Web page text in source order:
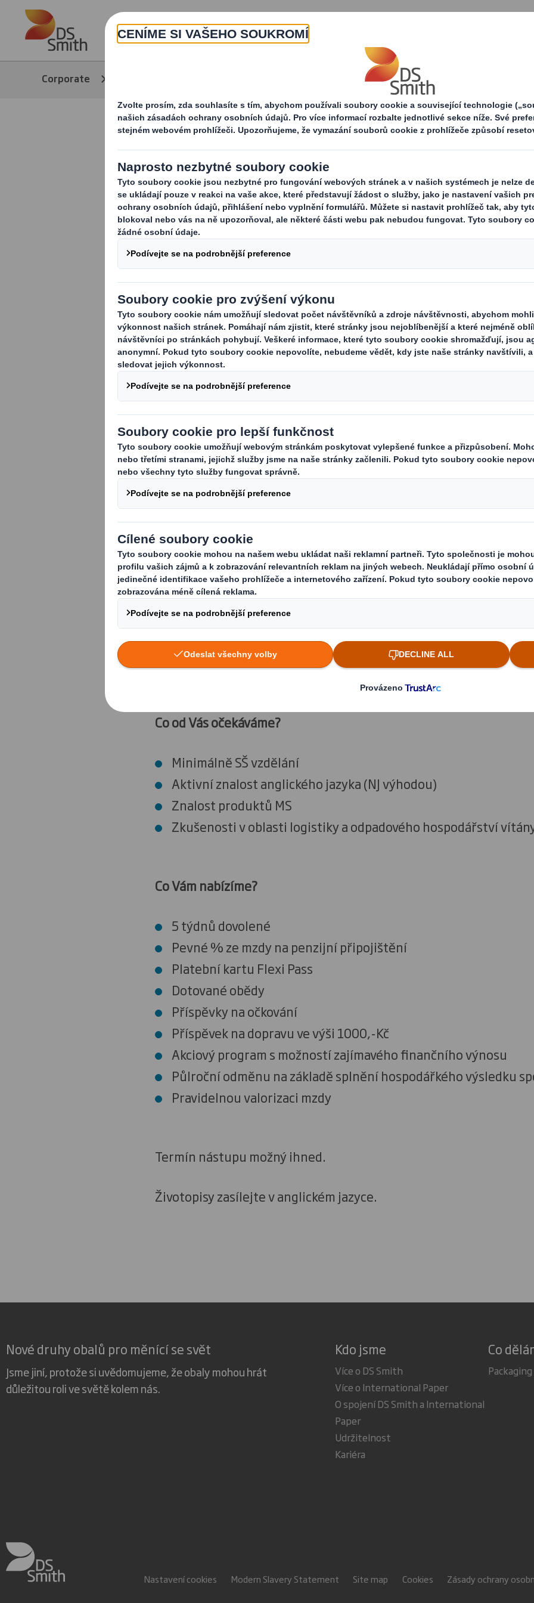
Skip to main content
O nás
Corporate Logistics / Customer Service Coordinator
Logistics / Customer Service
Jsme výrobce plně recyklovatelných obalů z
Máme udržitelnost v srdci a na své produkty
že i my můžeme přispět k tomu, aby byl náš svět
Budeme rádi, když se i vy přidáte k naší snaze a
pozitivně ovlivnit naše okolí i celý svět. Nyní
kolegu/kolegyni na pozici:
Hledáme osobu pro rychle rostoucí divizi DS Smith Recycling,
kolegy a pomůže jim v oblasti logistiky a péče o významné
republiky a Slovenska.
Co bude Vaší náplní práce?
Organizace přeprav a svozu odpadu od zákazníků do papíren
Spolupráce s přepravci včetně vyjednávání a aktivního
Administrativní podpora týmu - příprava dokladů (dodací/
listy/objednávky) a jejich zadávání do systémů vč. přípravy
Pomoc s péčí o významného zákazníka
Co od Vás očekáváme?
Minimálně SŠ vzdělání
Aktivní znalost anglického jazyka (NJ výhodou)
Znalost produktů MS
Zkušenosti v oblasti logistiky a odpadového hospodářství
Co Vám nabízíme?
5 týdnů dovolené
Pevné % ze mzdy na penzijní připojištění
Platební kartu Flexi Pass
Dotované obědy
Příspěvky na očkování
Příspěvek na dopravu ve výši 1000,-Kč
Akciový program s možností zajímavého finančního výnosu
Půlroční odměnu na základě splnění hospodářkého výsledku
Pravidelnou valorizaci mzdy
Termín nástupu možný ihned.
Životopisy zasílejte v anglickém jazyce.
Nové druhy obalů pro měnící se svět
Jsme jiní, protože si uvědomujeme, že obaly mohou hrát
důležitou roli ve světě kolem nás.
Kdo jsme
Více o DS Smith
Více o International Paper
O spojení DS Smith a International
Paper
Udržitelnost
Kariéra
Co
Nastavení cookies Modern Slavery Statement Site map Cookies Zásady ochrany